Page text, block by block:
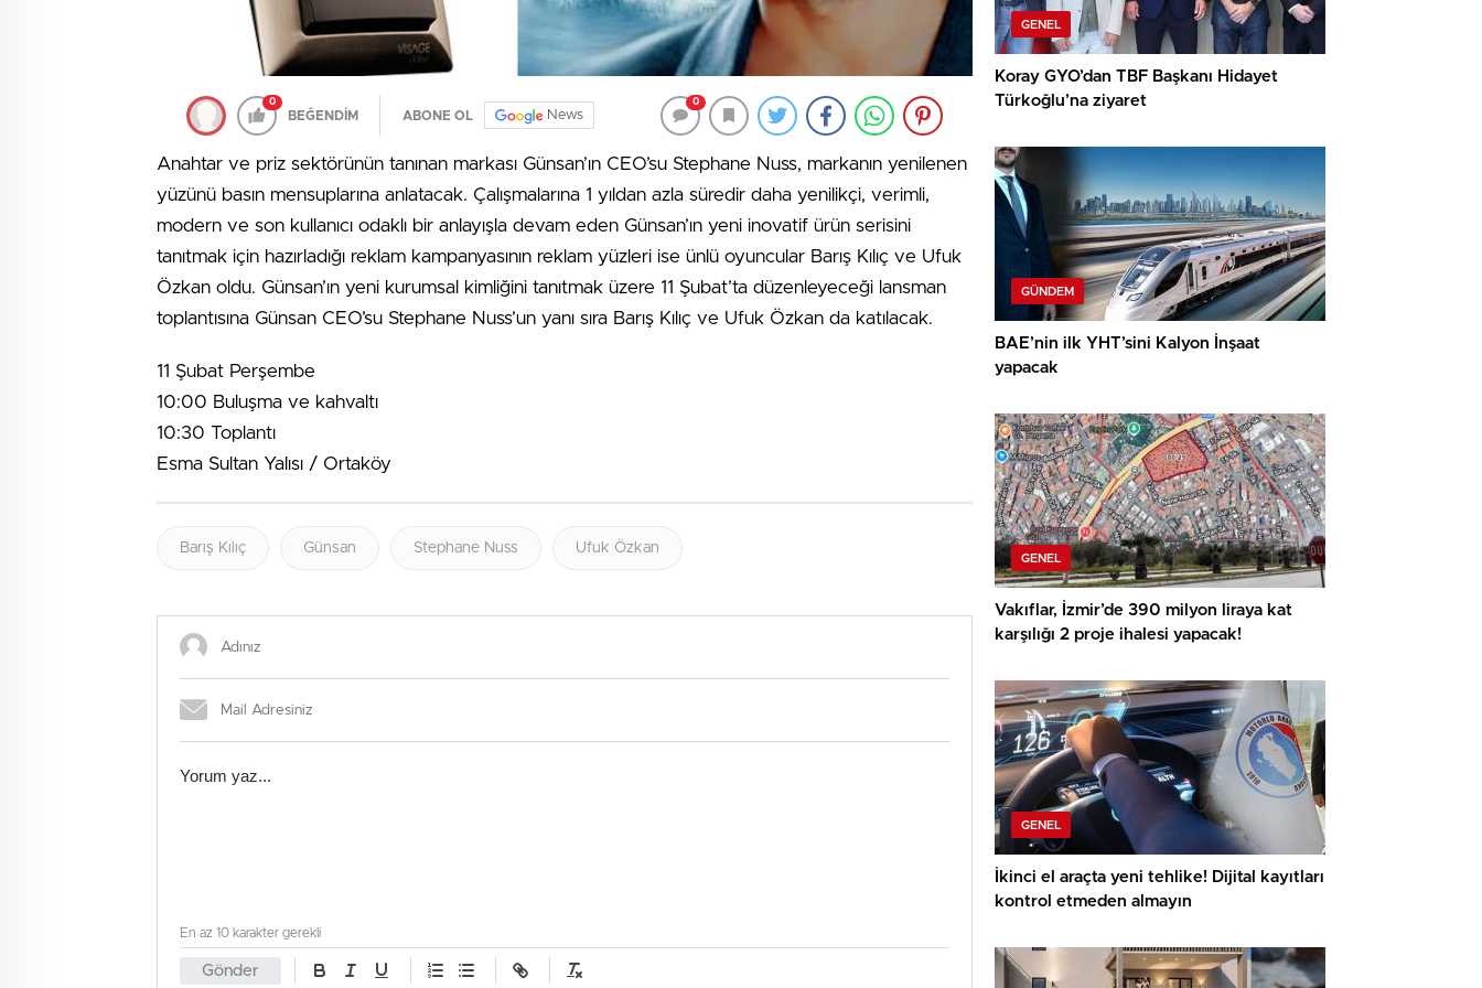
0
BEĞENDİM ABONE OL News
0
Anahtar ve priz sektörünün tanınan markası Günsan’ın CEO’su Stephane Nuss, markanın yenilenen
yüzünü basın mensuplarına anlatacak. Çalışmalarına 1 yıldan azla süredir daha yenilikçi, verimli,
modern ve son kullanıcı odaklı bir anlayışla devam eden Günsan’ın yeni inovatif ürün serisini
tanıtmak için hazırladığı reklam kampanyasının reklam yüzleri ise ünlü oyuncular Barış Kılıç ve Ufuk
Özkan oldu. Günsan’ın yeni kurumsal kimliğini tanıtmak üzere 11 Şubat’ta düzenleyeceği lansman
toplantısına Günsan CEO’su Stephane Nuss’un yanı sıra Barış Kılıç ve Ufuk Özkan da katılacak.
11 Şubat Perşembe
10:00 Buluşma ve kahvaltı
10:30 Toplantı
Esma Sultan Yalısı / Ortaköy
Barış Kılıç Günsan Stephane Nuss Ufuk Özkan
Gönder
En az 10 karakter gerekli
GENEL
Koray GYO’dan TBF Başkanı Hidayet
Türkoğlu’na ziyaret
GÜNDEM
BAE’nin ilk YHT’sini Kalyon İnşaat
yapacak
GENEL
Vakıflar, İzmir’de 390 milyon liraya kat
karşılığı 2 proje ihalesi yapacak!
GENEL
İkinci el araçta yeni tehlike! Dijital kayıtları
kontrol etmeden almayın